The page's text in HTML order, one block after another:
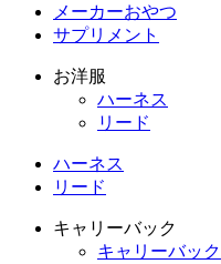
メーカーおやつ
サプリメント
お洋服
ハーネス
リード
ハーネス
リード
キャリーバック
キャリーバック